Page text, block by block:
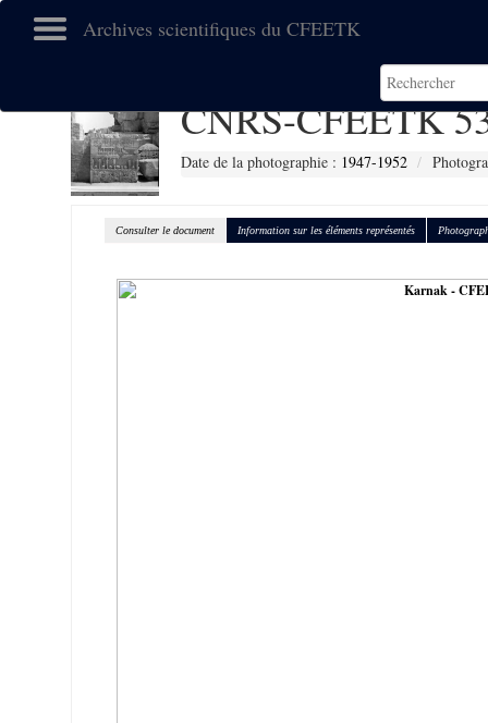
Archives scientifiques du CFEETK
CNRS-CFEETK
Date de la photographie : 1947-1952
Consulter le document Information sur les éléments représentés